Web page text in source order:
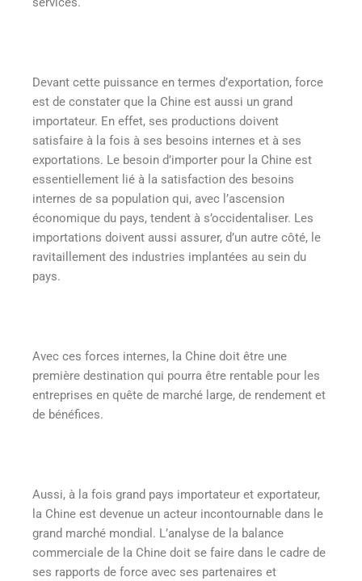
Devant cette puissance en termes d’exportation, force
est de constater que la Chine est aussi un grand
importateur. En effet, ses productions doivent
satisfaire à la fois à ses besoins internes et à ses
exportations. Le besoin d’importer pour la Chine est
essentiellement lié à la satisfaction des besoins
internes de sa population qui, avec l’ascension
économique du pays, tendent à s’occidentaliser. Les
importations doivent aussi assurer, d’un autre côté, le
ravitaillement des industries implantées au sein du
pays.
Avec ces forces internes, la Chine doit être une
première destination qui pourra être rentable pour les
entreprises en quête de marché large, de rendement et
de bénéfices.
Aussi, à la fois grand pays importateur et exportateur,
la Chine est devenue un acteur incontournable dans le
grand marché mondial. L’analyse de la balance
commerciale de la Chine doit se faire dans le cadre de
ses rapports de force avec ses partenaires et